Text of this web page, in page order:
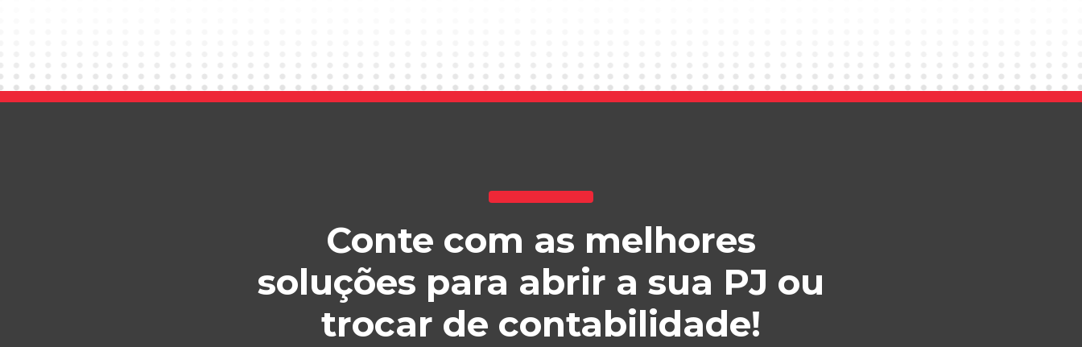
Conte com as melhores
soluções para abrir a sua PJ ou
trocar de contabilidade!